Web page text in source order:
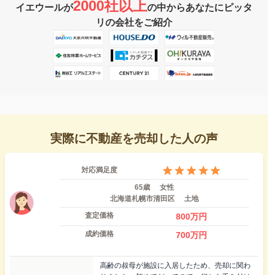
イエウールが2000社以上の中からあなたにピッタ
リの会社をご紹介
実際に不動産を売却した人の声
対応満足度
65歳
女性
北海道札幌市清田区
土地
査定価格
800万円
成約価格 700万円
高齢の叔母が施設に入居したため、売却に関わ